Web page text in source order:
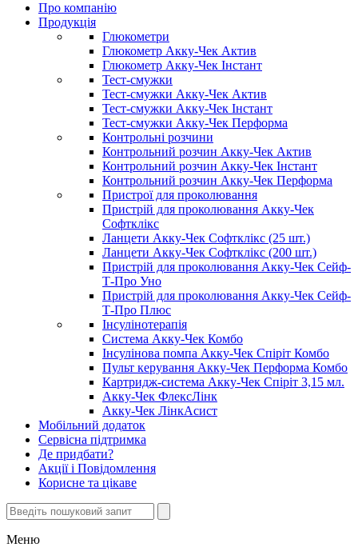
Про компанію
Продукція
Глюкометри
Глюкометр Акку-Чек Актив
Глюкометр Акку-Чек Інстант
Тест-смужки
Тест-смужки Акку-Чек Актив
Тест-смужки Акку-Чек Інстант
Тест-смужки Акку-Чек Перформа
Контрольні розчини
Контрольний розчин Акку-Чек Актив
Контрольний розчин Акку-Чек Інстант
Контрольний розчин Акку-Чек Перформа
Пристрої для проколювання
Пристрій для проколювання Акку-Чек
Софтклікс
Ланцети Акку-Чек Софтклікс (25 шт.)
Ланцети Акку-Чек Софтклікс (200 шт.)
Пристрій для проколювання Акку-Чек Сейф-
Т-Про Уно
Пристрій для проколювання Акку-Чек Сейф-
Т-Про Плюс
Інсулінотерапія
Система Акку-Чек Комбо
Інсулінова помпа Акку-Чек Спіріт Комбо
Пульт керування Акку-Чек Перформа Комбо
Картридж-система Акку-Чек Спіріт 3,15 мл.
Акку-Чек ФлексЛінк
Акку-Чек ЛінкАсист
Мобільний додаток
Сервісна підтримка
Де придбати?
Акції i Повідомлення
Корисне та цікаве
Меню